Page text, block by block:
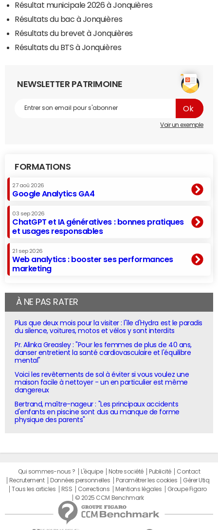
Résultat municipale 2026 à Jonquières
Résultats du bac à Jonquières
Résultats du brevet à Jonquières
Résultats du BTS à Jonquières
NEWSLETTER PATRIMOINE
Voir un exemple
FORMATIONS
27 aoû 2026
Google Analytics GA4
03 sep 2026
ChatGPT et IA génératives : bonnes pratiques
et usages responsables
21 sep 2026
Web analytics : booster ses performances
marketing
À NE PAS RATER
Plus que deux mois pour la visiter : l'île d'Hydra est le paradis
du silence, voitures, motos et vélos y sont interdits
Pr. Alinka Greasley : "Pour les femmes de plus de 40 ans,
danser entretient la santé cardiovasculaire et l'équilibre
mental"
Voici les revêtements de sol à éviter si vous voulez une
maison facile à nettoyer - un en particulier est même
dangereux
Bertrand, maître-nageur : "Les principaux accidents
d'enfants en piscine sont dus au manque de forme
physique des parents"
Qui sommes-nous ? L'équipe Notre société Publicité
Contact
Recrutement
Données personnelles Paramétrer les cookies
Gérer Utiq
Tous les articles
RSS Corrections Mentions légales
Groupe Figaro
© 2025 CCM Benchmark